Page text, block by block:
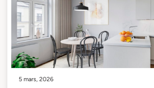
5 mars, 2026